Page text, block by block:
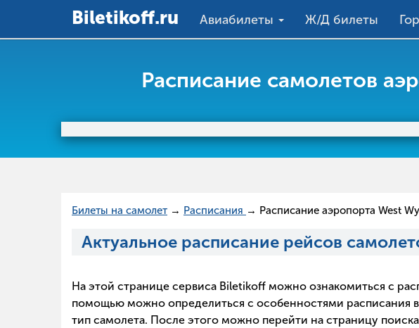
Вiletikoff.ru Авиабилеты Ж/Д билеты
Расписание самолетов
Билеты на самолет → Расписания → Расписание аэропорта West
Актуальное расписание рейсов
На этой странице сервиса Biletikoff можно ознакомиться с
помощью можно определиться с особенностями расписания в
тип самолета. После этого можно перейти на страницу